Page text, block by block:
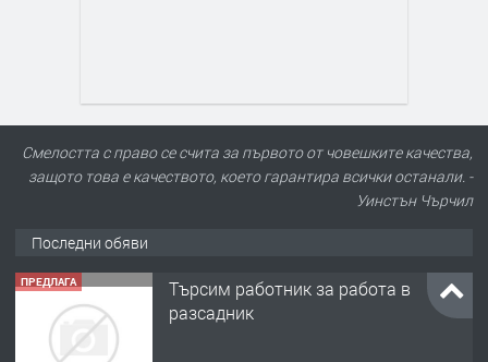
Смелостта с право се счита за първото от човешките качества,
защото това е качеството, което гарантира всички останали. -
Уинстън Чърчил
Последни обяви
ПРЕДЛАГА
Търсим работник за работа в
разсадник